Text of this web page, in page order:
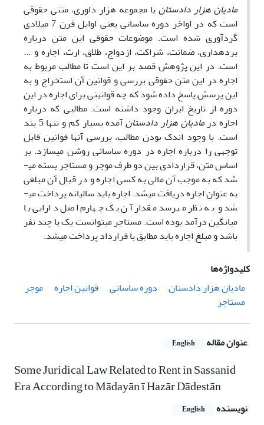
مادیان هزار دادستانیا مجموعه هزار داوری، متنی حقوقی
است که در اواخر دوره ساسانی یعنی اوایل قرن 7 میلادی
گردآوری شده است. موضوعات حقوقی این متن درباره
برده­داری، ضمانت، شراکت، ازدواج، طلاق، ارث، اجاره و ...
است. در این پژوهش قصد بر این است تا مطالب مربوط به
اجاره در این متن حقوقی بررسی و قوانین آن استخراج و به
این پرسش پاسخ داده شود که چه قوانینی برای اجاره در این
دوره از تاریخ ایران وجود داشته است. مطالبی که درباره
اجاره درمادیان هزار دادستان
آمده بسیار کم و تنها 5 بند
است. با وجود اندک بودن مطالب، بررسی آنها قوانین قابل
توجهی را درباره اجاره در دوره ساسانی روشن می­سازد. بر
اساس متن، قراردادی بین دو طرف موجر و مستاجر بسته می­
شد که به موجب آن مالی به کسی اجاره و در قبال آن مبلغی
به عنوان اجاره دریافت می­شد. اجاره باید سالیانه پرداخت می­
شد و به نظر می­رسد مقدار آن یک چهارم اصل دارایی یا
میانگین درآمد بوده است. مستاجر می­توانست یک یا چند نفر
باشد و مبلغ اجاره باید مطابق با قرارداد پرداخت می­شد.
کلیدواژه‌ها
مادیان هزار دادستان
دوره ساسانی قوانین اجاره
موجر
مستاجر
عنوان مقاله English
Some Juridical Law Related to Rent in Sassanid
Era According to Mādayān ī Hazār Dādestān
نویسنده English